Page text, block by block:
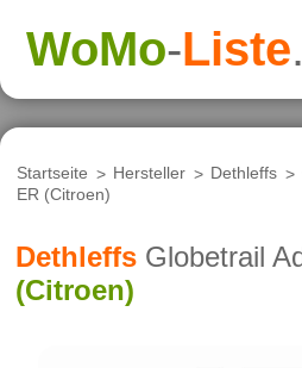
WoMo-Liste
Startseite > Hersteller > Dethleffs >
ER (Citroen)
Dethleffs Globetrail
(Citroen)